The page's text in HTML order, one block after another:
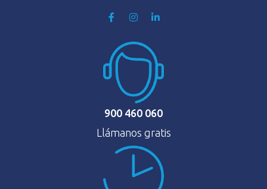
900 460 060
Llámanos gratis